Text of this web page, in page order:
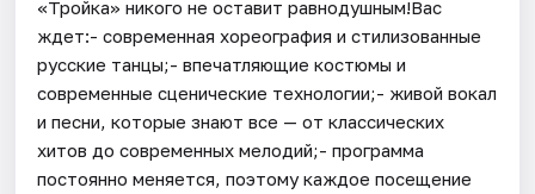
«Тройка» никого не оставит равнодушным!Вас
ждет:- современная хореография и стилизованные
русские танцы;- впечатляющие костюмы и
современные сценические технологии;- живой вокал
и песни, которые знают все — от классических
хитов до современных мелодий;- программа
постоянно меняется, поэтому каждое посещение